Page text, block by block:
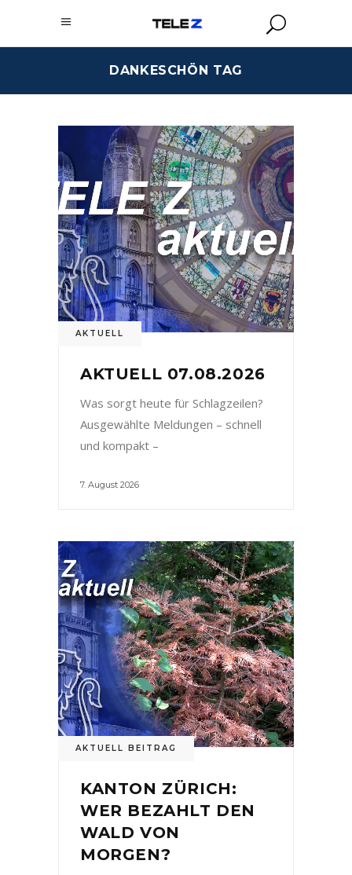
DANKESCHÖN TAG
AKTUELL
AKTUELL 07.08.2026
Was sorgt heute für Schlagzeilen?
Ausgewählte Meldungen – schnell
und kompakt –
7. August 2026
AKTUELL BEITRAG
KANTON ZÜRICH:
WER BEZAHLT DEN
WALD VON
MORGEN?